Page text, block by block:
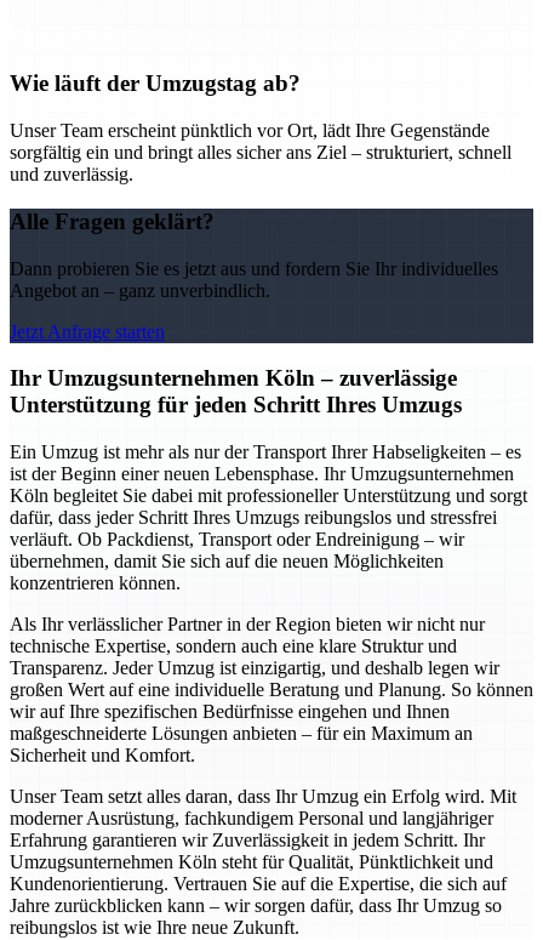
Wie läuft der Umzugstag ab?
Unser Team erscheint pünktlich vor Ort, lädt Ihre Gegenstände
sorgfältig ein und bringt alles sicher ans Ziel – strukturiert, schnell
und zuverlässig.
Alle Fragen geklärt?
Dann probieren Sie es jetzt aus und fordern Sie Ihr individuelles
Angebot an – ganz unverbindlich.
Jetzt Anfrage starten
Ihr Umzugsunternehmen Köln – zuverlässige
Unterstützung für jeden Schritt Ihres Umzugs
Ein Umzug ist mehr als nur der Transport Ihrer Habseligkeiten – es
ist der Beginn einer neuen Lebensphase. Ihr Umzugsunternehmen
Köln begleitet Sie dabei mit professioneller Unterstützung und sorgt
dafür, dass jeder Schritt Ihres Umzugs reibungslos und stressfrei
verläuft. Ob Packdienst, Transport oder Endreinigung – wir
übernehmen, damit Sie sich auf die neuen Möglichkeiten
konzentrieren können.
Als Ihr verlässlicher Partner in der Region bieten wir nicht nur
technische Expertise, sondern auch eine klare Struktur und
Transparenz. Jeder Umzug ist einzigartig, und deshalb legen wir
großen Wert auf eine individuelle Beratung und Planung. So können
wir auf Ihre spezifischen Bedürfnisse eingehen und Ihnen
maßgeschneiderte Lösungen anbieten – für ein Maximum an
Sicherheit und Komfort.
Unser Team setzt alles daran, dass Ihr Umzug ein Erfolg wird. Mit
moderner Ausrüstung, fachkundigem Personal und langjähriger
Erfahrung garantieren wir Zuverlässigkeit in jedem Schritt. Ihr
Umzugsunternehmen Köln steht für Qualität, Pünktlichkeit und
Kundenorientierung. Vertrauen Sie auf die Expertise, die sich auf
Jahre zurückblicken kann – wir sorgen dafür, dass Ihr Umzug so
reibungslos ist wie Ihre neue Zukunft.